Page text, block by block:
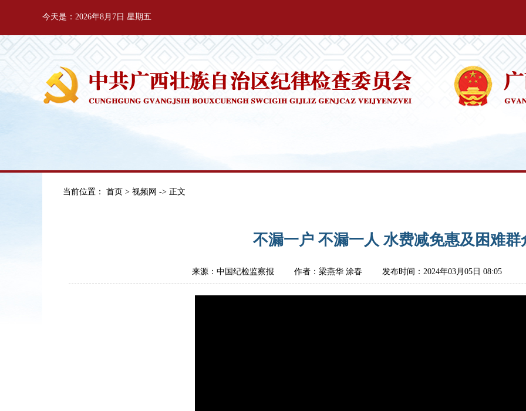
今天是：2026年8月7日 星期五
当前位置： 首页 > 视频网 -> 正文
不漏一户 不漏一人 水费减免惠及困难群
来源：中国纪检监察报 作者：梁燕华 涂春 发布时间：2024年03月05日 08:05